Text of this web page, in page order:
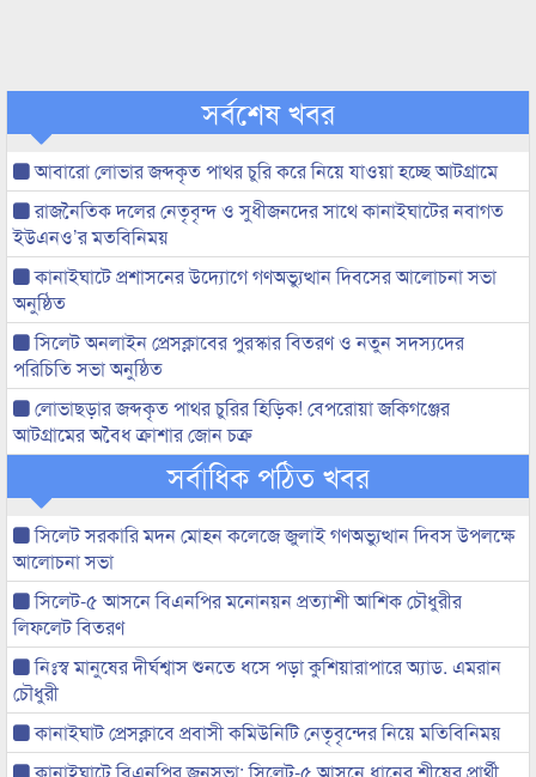
সর্বশেষ খবর
আবারো লোভার জব্দকৃত পাথর চুরি করে নিয়ে যাওয়া হচ্ছে আটগ্রামে
রাজনৈতিক দলের নেতৃবৃন্দ ও সুধীজনদের সাথে কানাইঘাটের নবাগত
ইউএনও’র মতবিনিময়
কানাইঘাটে প্রশাসনের উদ্যোগে গণঅভ্যুত্থান দিবসের আলোচনা সভা
অনুষ্ঠিত
সিলেট অনলাইন প্রেসক্লাবের পুরস্কার বিতরণ ও নতুন সদস্যদের
পরিচিতি সভা অনুষ্ঠিত
লোভাছড়ার জব্দকৃত পাথর চুরির হিড়িক! বেপরোয়া জকিগঞ্জের
আটগ্রামের অবৈধ ক্রাশার জোন চক্র
সর্বাধিক পঠিত খবর
সিলেট সরকারি মদন মোহন কলেজে জুলাই গণঅভ্যুত্থান দিবস উপলক্ষে
আলোচনা সভা
সিলেট-৫ আসনে বিএনপির মনোনয়ন প্রত্যাশী আশিক চৌধুরীর
লিফলেট বিতরণ
নিঃস্ব মানুষের দীর্ঘশ্বাস শুনতে ধসে পড়া কুশিয়ারাপারে অ্যাড. এমরান
চৌধুরী
কানাইঘাট প্রেসক্লাবে প্রবাসী কমিউনিটি নেতৃবৃন্দের নিয়ে মতিবিনিময়